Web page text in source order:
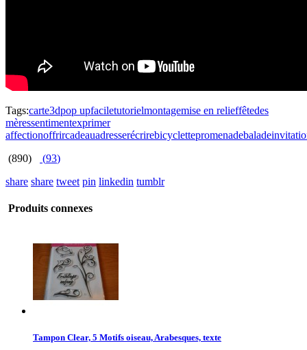
Tags:carte3dpop upfaciletutorielmontagemise en relieffêtedes
mèressentimentexprimer
affectionoffrircadeauadresserécrirebicyclettepromenadebalade
(890)
(93)
share share tweet pin linkedin tumblr
Produits connexes
Tampon Clear, 5 Motifs oiseau, Arabesques, texte